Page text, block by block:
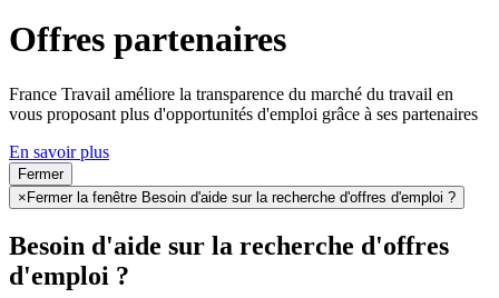
Offres partenaires
France Travail améliore la transparence du marché du travail en
vous proposant plus d'opportunités d'emploi grâce à ses partenaires
En savoir plus
Fermer
× Fermer la fenêtre Besoin d'aide sur la recherche d'offres d'emploi ?
Besoin d'aide sur la recherche d'offres
d'emploi ?